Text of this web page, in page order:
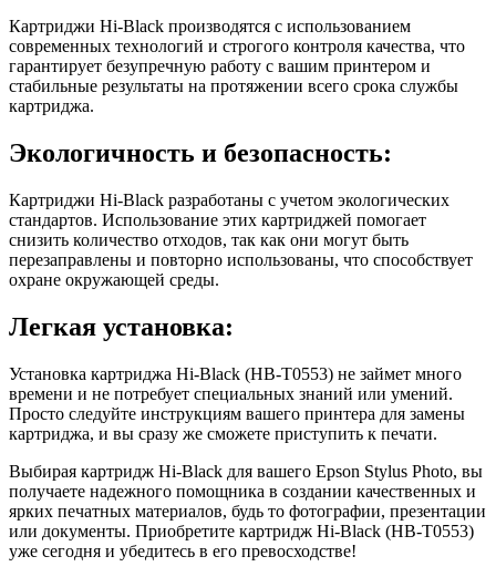
Картриджи Hi-Black производятся с использованием
современных технологий и строгого контроля качества, что
гарантирует безупречную работу с вашим принтером и
стабильные результаты на протяжении всего срока службы
картриджа.
Экологичность и безопасность:
Картриджи Hi-Black разработаны с учетом экологических
стандартов. Использование этих картриджей помогает
снизить количество отходов, так как они могут быть
перезаправлены и повторно использованы, что способствует
охране окружающей среды.
Легкая установка:
Установка картриджа Hi-Black (HB-T0553) не займет много
времени и не потребует специальных знаний или умений.
Просто следуйте инструкциям вашего принтера для замены
картриджа, и вы сразу же сможете приступить к печати.
Выбирая картридж Hi-Black для вашего Epson Stylus Photo, вы
получаете надежного помощника в создании качественных и
ярких печатных материалов, будь то фотографии, презентации
или документы. Приобретите картридж Hi-Black (HB-T0553)
уже сегодня и убедитесь в его превосходстве!